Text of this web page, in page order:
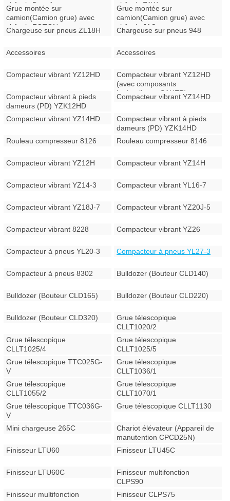
châssis Dongfeng
châssis FAW
Grue montée sur
camion(Camion grue) avec
châssis FOTON
Grue montée sur
camion(Camion grue) avec
châssis JAC
Chargeuse sur pneus ZL18H Chargeuse sur pneus 948
Accessoires Accessoires
Compacteur vibrant YZ12HD
Compacteur vibrant YZ12HD
(avec composants
hydrauliques SAUER)
Compacteur vibrant à pieds
dameurs (PD) YZK12HD
Compacteur vibrant YZ14HD
Compacteur vibrant YZ14HD
Compacteur vibrant à pieds
dameurs (PD) YZK14HD
Rouleau compresseur 8126
Rouleau compresseur 8146
Compacteur vibrant YZ12H Compacteur vibrant YZ14H
Compacteur vibrant YZ14-3 Compacteur vibrant YL16-7
Compacteur vibrant YZ18J-7 Compacteur vibrant YZ20J-5
Compacteur vibrant 8228 Compacteur vibrant YZ26
Compacteur à pneus YL20-3 Compacteur à pneus YL27-3
Compacteur à pneus 8302 Bulldozer (Bouteur CLD140)
Bulldozer (Bouteur CLD165) Bulldozer (Bouteur CLD220)
Bulldozer (Bouteur CLD320)
Grue télescopique
CLLT1020/2
Grue télescopique
CLLT1025/4
Grue télescopique
CLLT1025/5
Grue télescopique TTC025G-
V
Grue télescopique
CLLT1036/1
Grue télescopique
CLLT1055/2
Grue télescopique
CLLT1070/1
Grue télescopique TTC036G-
V
Grue télescopique CLLT1130
Mini chargeuse 265C
Chariot élévateur (Appareil de
manutention CPCD25N)
Finisseur LTU60
Finisseur LTU45C
Finisseur LTU60C
Finisseur multifonction
CLPS90
Finisseur multifonction
Finisseur CLPS75